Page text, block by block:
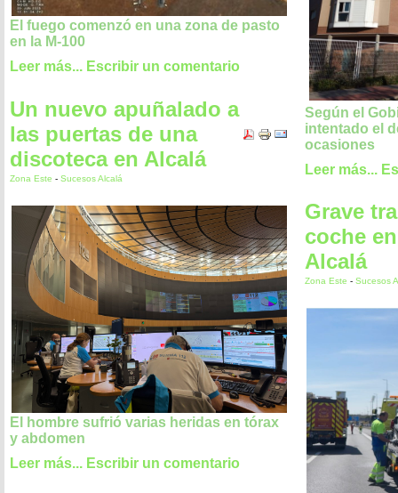
El fuego comenzó en una zona de pasto
en la M-100
Leer más... Escribir un comentario
Un nuevo apuñalado a
las puertas de una
discoteca en Alcalá
Zona Este - Sucesos Alcalá
El hombre sufrió varias heridas en tórax
y abdomen
Leer más... Escribir un comentario
Según el
intentado el
ocasiones
Leer más...
Grave
coche
Alcalá
Zona Este - Sucesos